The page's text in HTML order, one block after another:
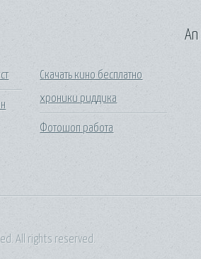
Скачать кино бесплатно
хроники риддика
Фотошоп работа
All rights reserved.